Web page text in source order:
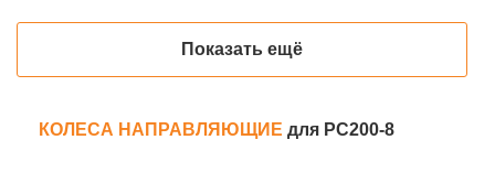
Показать ещё
КОЛЕСА НАПРАВЛЯЮЩИЕ для PC200-8